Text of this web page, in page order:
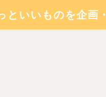
いいものを企画